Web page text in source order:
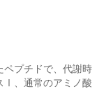
ペプチドで、代謝時
Ⅰ、通常のアミノ酸